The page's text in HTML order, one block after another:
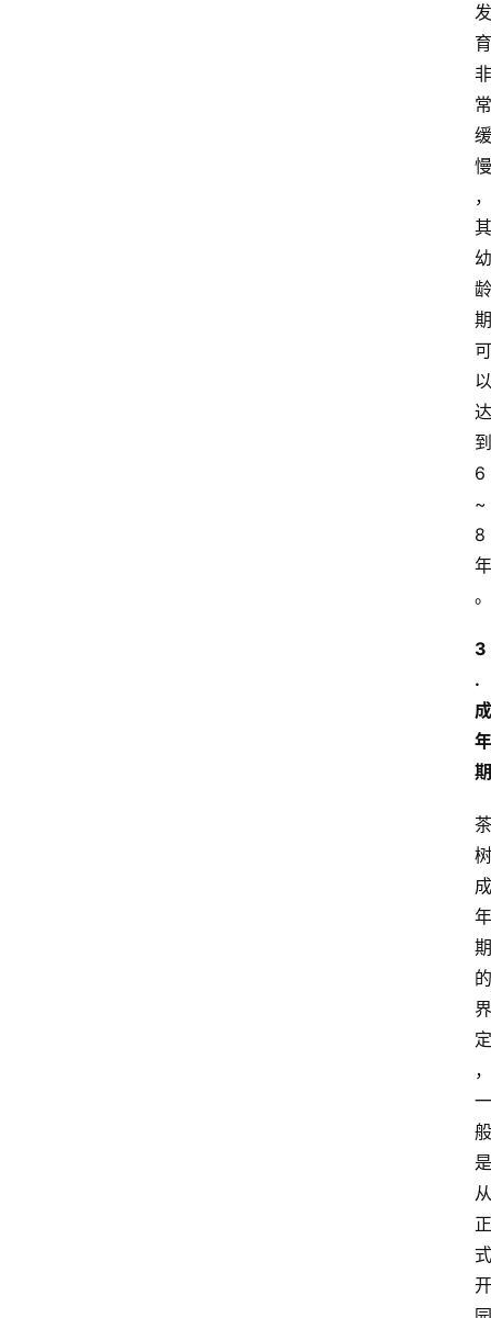
发
育
非
常
缓
慢
，
其
幼
龄
期
可
以
达
到
6
~
8
年
。
3
.
成
年
期
茶
树
成
年
期
的
界
定
，
一
般
是
从
正
式
开